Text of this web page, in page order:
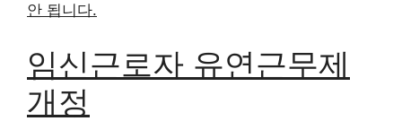
안 됩니다.
임신근로자 유연근무제
개정